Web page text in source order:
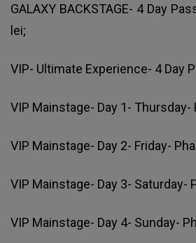
GALAXY BACKSTAGE- 4 Day
lei;
VIP- Ultimate Experience- 4 Day
VIP Mainstage- Day 1- Thursday-
VIP Mainstage- Day 2- Friday-
VIP Mainstage- Day 3- Saturday-
VIP Mainstage- Day 4- Sunday-